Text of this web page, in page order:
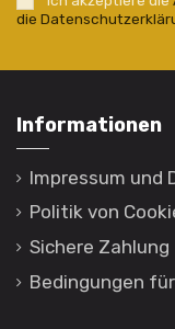
die
Informationen
Impressum und
Politik von
Sichere Zahlung
Bedingungen